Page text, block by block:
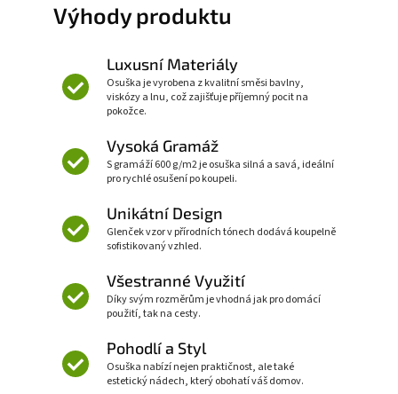
Výhody produktu
Luxusní Materiály
Osuška je vyrobena z kvalitní směsi bavlny,
viskózy a lnu, což zajišťuje příjemný pocit na
pokožce.
Vysoká Gramáž
S gramáží 600 g/m2 je osuška silná a savá, ideální
pro rychlé osušení po koupeli.
Unikátní Design
Glenček vzor v přírodních tónech dodává koupelně
sofistikovaný vzhled.
Všestranné Využití
Díky svým rozměrům je vhodná jak pro domácí
použití, tak na cesty.
Pohodlí a Styl
Osuška nabízí nejen praktičnost, ale také
estetický nádech, který obohatí váš domov.